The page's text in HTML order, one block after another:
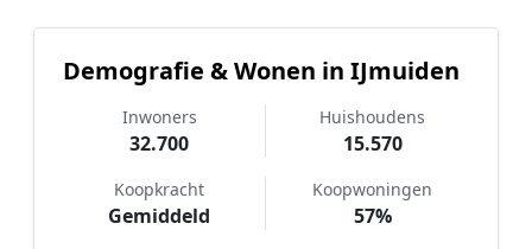
Demografie & Wonen in IJmuiden
Inwoners
32.700
Huishoudens
15.570
Koopkracht
Gemiddeld
Koopwoningen
57%